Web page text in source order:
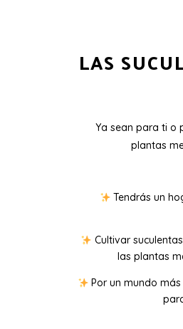
LAS
Ya sean para ti o
plantas
Tendrás un
Cultivar
las plantas
Por un mundo